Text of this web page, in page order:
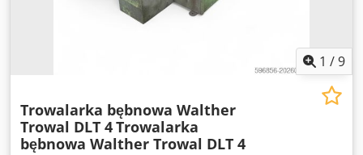
1 /9
Trowalarka bębnowa Walther
Trowal DLT 4Trowalarka
bębnowa Walther Trowal DLT 4